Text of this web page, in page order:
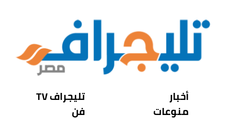
أخبار
منوعات
تليجراف TV
فن